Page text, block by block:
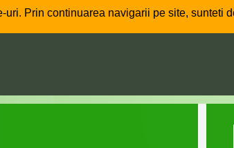
uri. Prin continuarea navigarii pe site, sunteti